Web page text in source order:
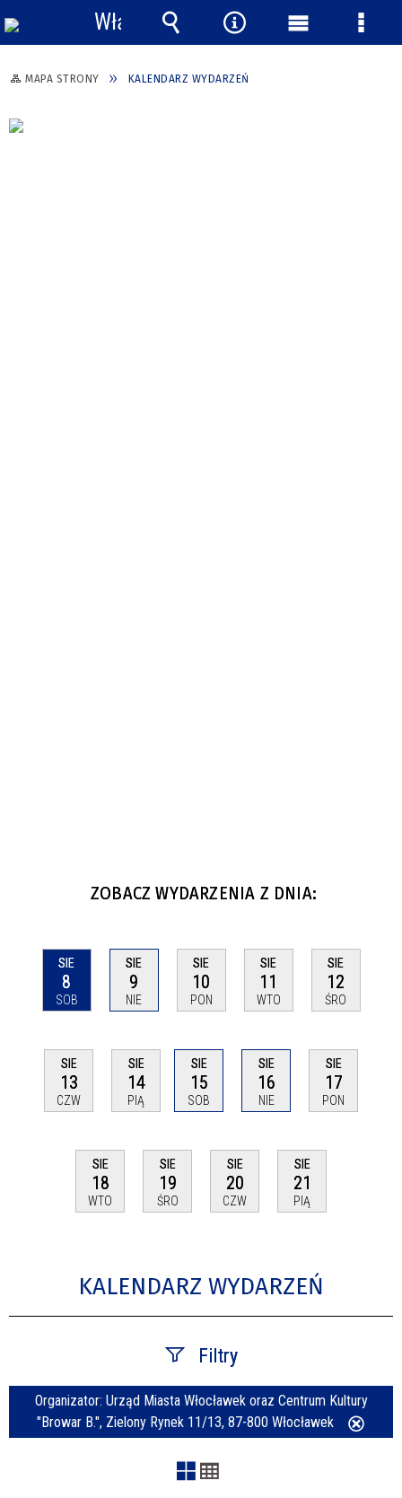
MAPA STRONY KALENDARZ WYDARZEŃ
ZOBACZ WYDARZENIA Z DNIA:
SIE
8
SOB
SIE
9
NIE
SIE
10
PON
SIE
11
WTO
SIE
12
ŚRO
SIE
13
CZW
SIE
14
PIĄ
SIE
15
SOB
SIE
16
NIE
SIE
17
PON
SIE
18
WTO
SIE
19
ŚRO
SIE
20
CZW
SIE
21
PIĄ
KALENDARZ WYDARZEŃ
Filtry
Szukana fraza
Organizator: Urząd Miasta Włocławek oraz Centrum Kultury
"Browar B.", Zielony Rynek 11/13, 87-800 Włocławek
Włącz
powiadomienia
Wyszukiwarka
Narzędzia
Menu Menu